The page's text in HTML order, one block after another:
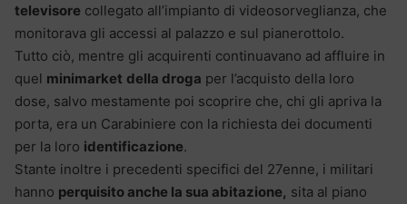
televisore collegato all’impianto di videosorveglianza, che
monitorava gli accessi al palazzo e sul pianerottolo.
Tutto ciò, mentre gli acquirenti continuavano ad affluire in
quel minimarket della droga per l’acquisto della loro
dose, salvo mestamente poi scoprire che, chi gli apriva la
porta, era un Carabiniere con la richiesta dei documenti
per la loro identificazione.
Stante inoltre i precedenti specifici del 27enne, i militari
hanno perquisito anche la sua abitazione, sita al piano